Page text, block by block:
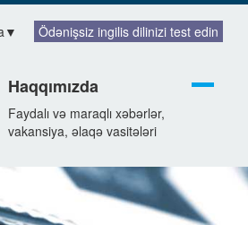
▼ Ödənişsiz ingilis dilinizi test edin
Haqqımızda
Faydalı və maraqlı xəbərlər,
vakansiya, əlaqə vasitələri